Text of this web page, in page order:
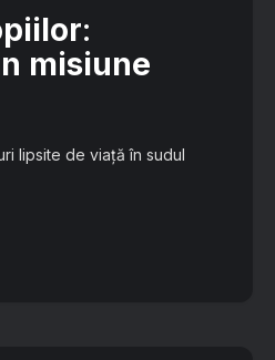
:
misiune
lipsite de viață în sudul